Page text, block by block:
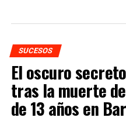
SUCESOS
El oscuro
tras la muerte
de 13 años en